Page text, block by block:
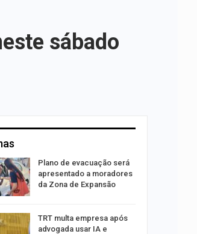
sábado
Plano de evacuação será
apresentado a moradores
da Zona de Expansão
TRT multa empresa após
advogada usar IA e